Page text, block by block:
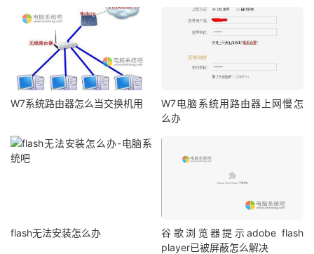
W7系统路由器怎么当交换机用
W7电脑系统用路由器上网慢怎
么办
flash无法安装怎么办
谷歌浏览器提示adobe flash
player已被屏蔽怎么解决